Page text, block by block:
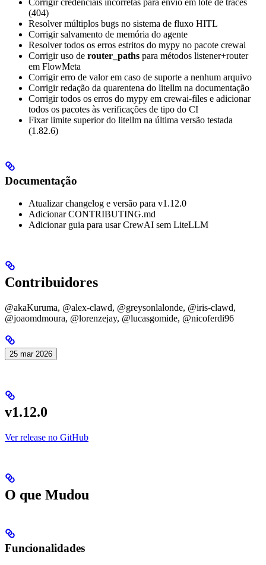
Corrigir credenciais incorretas para envio em lote de traces
(404)
Resolver múltiplos bugs no sistema de fluxo HITL
Corrigir salvamento de memória do agente
Resolver todos os erros estritos do mypy no pacote crewai
Corrigir uso de router_paths para métodos listener+router
em FlowMeta
Corrigir erro de valor em caso de suporte a nenhum arquivo
Corrigir redação da quarentena do litellm na documentação
Corrigir todos os erros do mypy em crewai-files e adicionar
todos os pacotes às verificações de tipo do CI
Fixar limite superior do litellm na última versão testada
(1.82.6)
Documentação
Atualizar changelog e versão para v1.12.0
Adicionar CONTRIBUTING.md
Adicionar guia para usar CrewAI sem LiteLLM
Contribuidores
@akaKuruma, @alex-clawd, @greysonlalonde, @iris-clawd,
@joaomdmoura, @lorenzejay, @lucasgomide, @nicoferdi96
25 mar 2026
v1.12.0
Ver release no GitHub
O que Mudou
Funcionalidades